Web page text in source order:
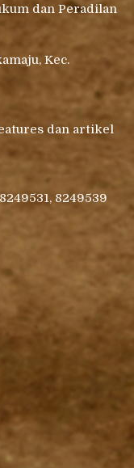
dan Peradilan
Kec.
dan artikel
8249539